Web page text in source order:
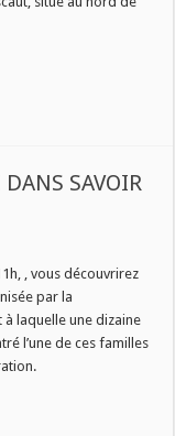
SAVOIR
, vous découvrirez
par la
laquelle une dizaine
l’une de ces familles